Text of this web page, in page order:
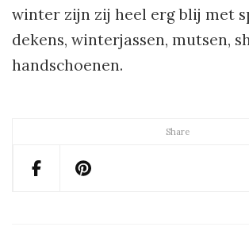
Share
winter zijn zij heel erg blij met
dekens, winterjassen, mutsen,
handschoenen.